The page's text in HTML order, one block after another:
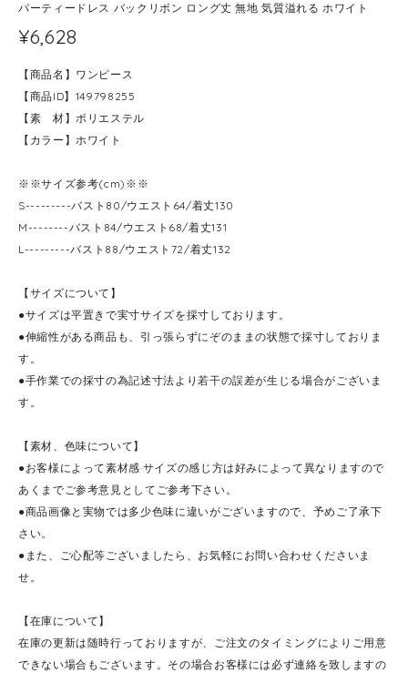
パーティードレス バックリボン ロング丈 無地 気質溢れる ホワイト
¥6,628
【商品名】ワンピース
【商品ID】149798255
【素 材】ポリエステル
【カラー】ホワイト
※※サイズ参考(cm)※※
S---------バスト80/ウエスト64/着丈130
M--------バスト84/ウエスト68/着丈131
L---------バスト88/ウエスト72/着丈132
【サイズについて】
●サイズは平置きで実寸サイズを採寸しております。
●伸縮性がある商品も、引っ張らずにぞのままの状態で採寸しておりま
す。
●手作業での採寸の為記述寸法より若干の誤差が生じる場合がございま
す。
【素材、色味について】
●お客様によって素材感·サイズの感じ方は好みによって異なりますので
あくまでご参考意見としてご参考下さい。
●商品画像と実物では多少色味に違いがございますので、予めご了承下
さい。
●また、ご心配等ございましたら、お気軽にお問い合わせくださいま
せ。
【在庫について】
在庫の更新は随時行っておりますが、ご注文のタイミングによりご用意
できない場合もございます。その場合お客様には必ず連絡を致しますの